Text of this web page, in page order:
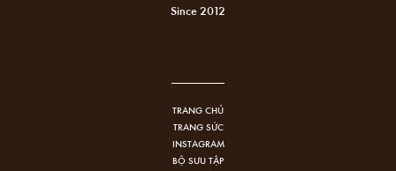
Since 2012
TRANG CHỦ
TRANG SỨC
INSTAGRAM
BỘ SƯU TẬP